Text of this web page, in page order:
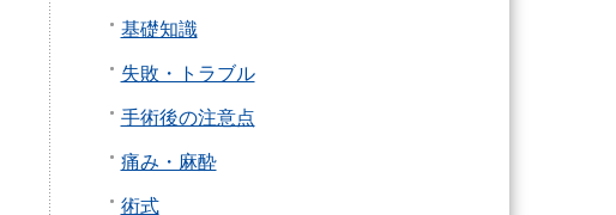
基礎知識
失敗・トラブル
手術後の注意点
痛み・麻酔
術式